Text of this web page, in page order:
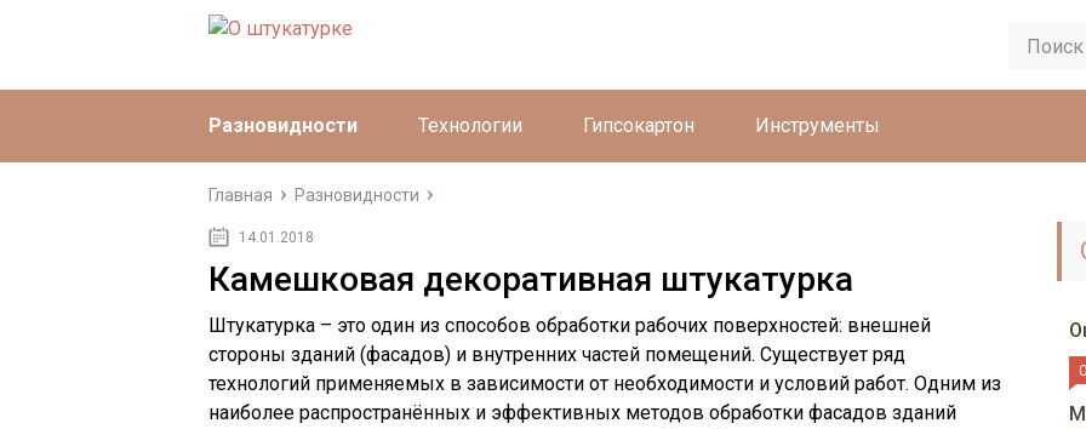
Разновидности Технологии Гипсокартон Инструменты
Главная Разновидности
14.01.2018
Камешковая декоративная штукатурка
Штукатурка – это один из способов обработки рабочих поверхностей: внешней
стороны зданий (фасадов) и внутренних частей помещений. Существует ряд
технологий применяемых в зависимости от необходимости и условий работ. Одним из
наиболее распространённых и эффективных методов обработки фасадов зданий
0